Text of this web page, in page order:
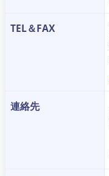
TEL＆FAX
連絡先